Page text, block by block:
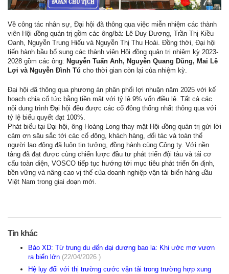
Về công tác nhân sự, Đại hội đã thông qua việc miễn nhiệm các thành
viên Hội đồng quản trị gồm các ông/bà: Lê Duy Dương, Trần Thị Kiều
Oanh, Nguyễn Trung Hiếu và Nguyễn Thị Thu Hoài. Đồng thời, Đại hội
tiến hành bầu bổ sung các thành viên Hội đồng quản trị nhiệm kỳ 2023-
2028 gồm các ông: Nguyễn Tuấn Anh, Nguyễn Quang Dũng, Mai Lê
Lợi và Nguyễn Đình Tú cho thời gian còn lại của nhiệm kỳ.
Đại hội đã thông qua phương án phân phối lợi nhuận năm 2025 với kế
hoạch chia cổ tức bằng tiền mặt với tỷ lệ 9% vốn điều lệ. Tất cả các
nội dung trình Đại hội đều được các cổ đông thống nhất thông qua với
tỷ lệ biểu quyết đạt 100%.
Phát biểu tại Đại hội, ông Hoàng Long thay mặt Hội đồng quản trị gửi lời
cảm ơn sâu sắc tới các cổ đông, khách hàng, đối tác và toàn thể
người lao động đã luôn tin tưởng, đồng hành cùng Công ty. Với nền
tảng đã đạt được cùng chiến lược đầu tư phát triển đội tàu và tái cơ
cấu toàn diện, VOSCO tiếp tục hướng tới mục tiêu phát triển ổn định,
bền vững và nâng cao vị thế của doanh nghiệp vận tải biển hàng đầu
Việt Nam trong giai đoạn mới.
Tin khác
Báo XD: Từ trung du đến đại dương bao la: Khi ước mơ vươn
ra biển lớn (22/04/2026 )
Hệ lụy đối với thị trường cước vận tải trong trường hợp xung